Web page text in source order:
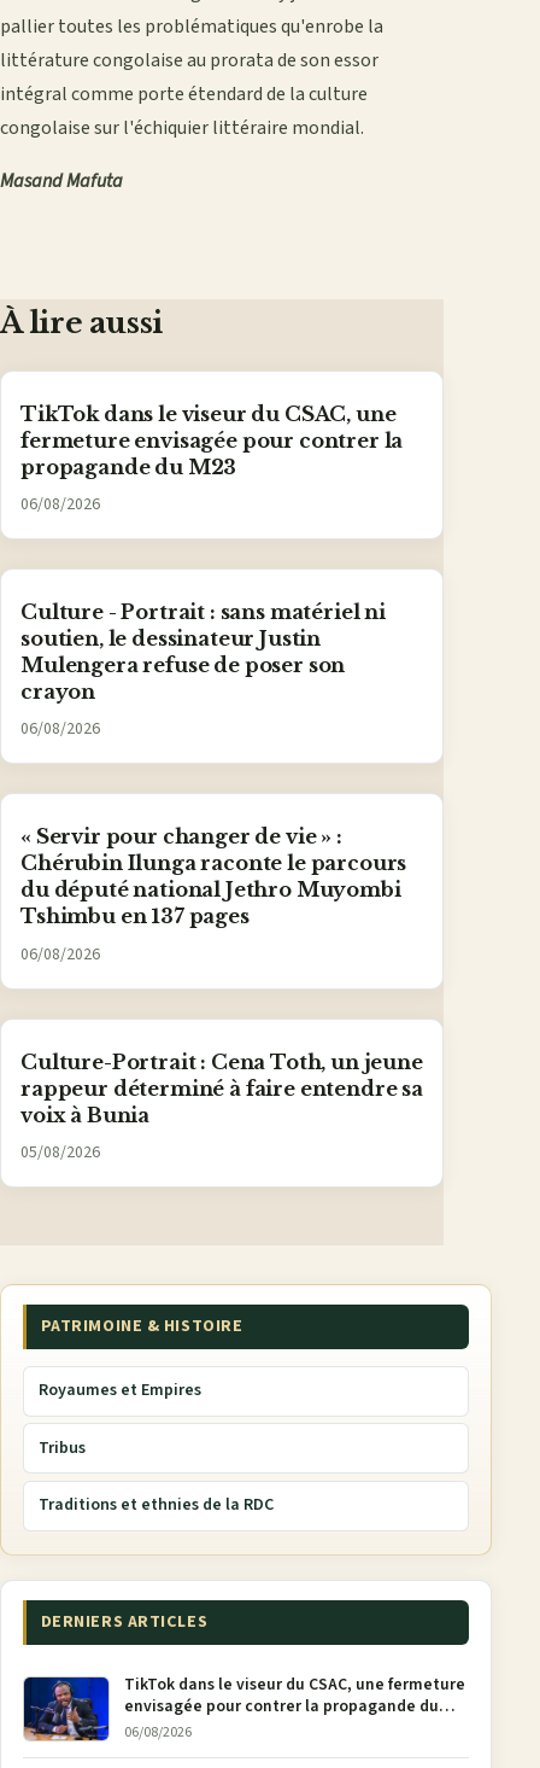
pallier toutes les problématiques qu'enrobe la
littérature congolaise au prorata de son essor
intégral comme porte étendard de la culture
congolaise sur l'échiquier littéraire mondial.
Masand Mafuta
À lire aussi
TikTok dans le viseur du CSAC, une
fermeture envisagée pour contrer la
propagande du M23
06/08/2026
Culture - Portrait : sans matériel ni
soutien, le dessinateur Justin
Mulengera refuse de poser son
crayon
06/08/2026
« Servir pour changer de vie » :
Chérubin Ilunga raconte le parcours
du député national Jethro Muyombi
Tshimbu en 137 pages
06/08/2026
Culture-Portrait : Cena Toth, un jeune
rappeur déterminé à faire entendre sa
voix à Bunia
05/08/2026
PATRIMOINE & HISTOIRE
Royaumes et Empires
Tribus
Traditions et ethnies de la RDC
DERNIERS ARTICLES
TikTok dans le viseur du CSAC, une fermeture
envisagée pour contrer la propagande du
M23
06/08/2026